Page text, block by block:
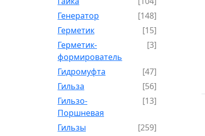
Генератор
[148]
Герметик
[15]
Герметик-
формирователь
[3]
Гидромуфта
[47]
Гильза
[56]
Гильзо-
Поршневая
[13]
Гильзы
[259]